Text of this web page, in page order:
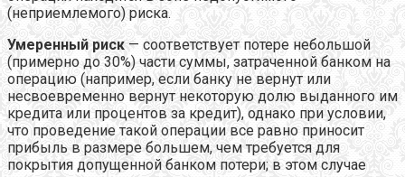
(неприемлемого) риска.
Умеренный риск — соответствует потере небольшой
(примерно до 30%) части суммы, затраченной банком на
операцию (например, если банку не вернут или
несвоевременно вернут некоторую долю выданного им
кредита или процентов за кредит), однако при условии,
что проведение такой операции все равно приносит
прибыль в размере большем, чем требуется для
покрытия допущенной банком потери; в этом случае